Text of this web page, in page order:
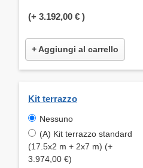
(+ 3.192,00 € )
+ Aggiungi al carrello
Kit terrazzo
Nessuno
(A) Kit terrazzo standard
(17.5x2 m + 2x7 m) (+
3.974,00 €)